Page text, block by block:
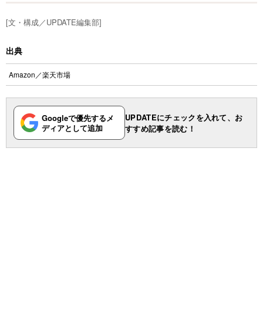
[文・構成／UPDATE編集部]
出典
Amazon ／楽天市場
Googleで優先するメ
ディアとして追加
UPDATEにチェックを入れて、お
すすめ記事を読む！